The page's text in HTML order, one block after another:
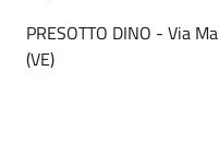
PRESOTTO DINO - Via
(VE)